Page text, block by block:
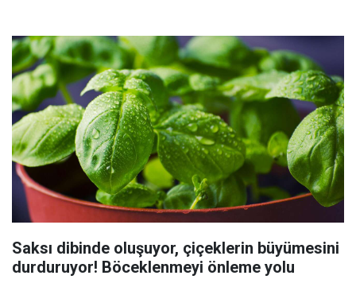
Saksı dibinde oluşuyor, çiçeklerin büyümesini
durduruyor! Böceklenmeyi önleme yolu